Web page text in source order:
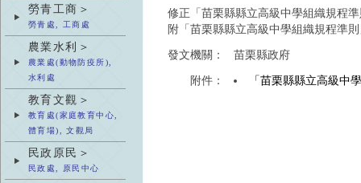
勞青工商＞
勞青處, 工商處
農業水利＞
農業處(動物防疫所),
水利處
教育文觀＞
教育處(家庭教育中心,
體育場), 文觀局
民政原民＞
民政處, 原民中心
修正「苗栗縣縣立高級中學組織規程
附「苗栗縣縣立高級中學組織規程準
發文機關：
苗栗縣政府
附件：
「苗栗縣縣立高級中